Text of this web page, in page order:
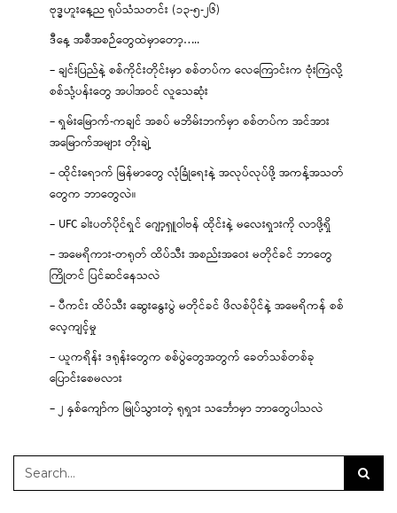
ဗုဒ္ဓဟူးနေ့ည ရုပ်သံသတင်း (၁၃-၅-၂၆)
ဒီနေ့ အစီအစဉ်တွေထဲမှာတော့…..
– ချင်းပြည်နဲ့ စစ်ကိုင်းတိုင်းမှာ စစ်တပ်က လေကြောင်းက ဗုံးကြဲလို့
စစ်သုံ့ပန်းတွေ အပါအဝင် လူသေဆုံး
– ရှမ်းမြောက်-ကချင် အစပ် မဘိမ်းဘက်မှာ စစ်တပ်က အင်အား
အမြောက်အများ တိုးချဲ့
– ထိုင်းရောက် မြန်မာတွေ လုံခြုံရေးနဲ့ အလုပ်လုပ်ဖို့ အကန့်အသတ်
တွေက ဘာတွေလဲ။
– UFC ခါးပတ်ပိုင်ရှင် ဂျော့ရှူဝါဗန် ထိုင်းနဲ့ မလေးရှားကို လာဖို့ရှိ
– အမေရိကား-တရုတ် ထိပ်သီး အစည်းအဝေး မတိုင်ခင် ဘာတွေ
ကြိုတင် ပြင်ဆင်နေသလဲ
– ပီကင်း ထိပ်သီး ဆွေးနွေးပွဲ မတိုင်ခင် ဖိလစ်ပိုင်နဲ့ အမေရိကန် စစ်
လေ့ကျင့်မှု
– ယူကရိန်း ဒရုန်းတွေက စစ်ပွဲတွေအတွက် ခေတ်သစ်တစ်ခု
ပြောင်းစေမလား
– ၂ နှစ်ကျော်က မြုပ်သွားတဲ့ ရုရှား သင်္ဘောမှာ ဘာတွေပါသလဲ